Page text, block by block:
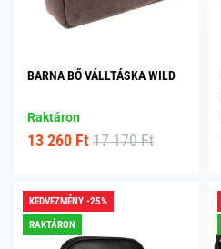
BARNA BŐ VÁLLTÁSKA WILD
Raktáron
13 260 Ft 17 170 Ft
KEDVEZMÉNY -25%
RAKTÁRON